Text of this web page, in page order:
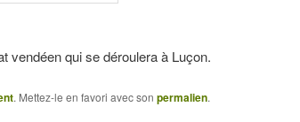
vendéen qui se déroulera à Luçon.
. Mettez-le en favori avec son permalien.